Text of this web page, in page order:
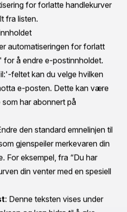
redigering av e-poster for
for forlatte handlekurver i
som kan forbedre e-
betydelig. Slik gjør du det:
Admin Panel
din: Gå til Shopify-
inn med legitimasjonene dine.
deretter velg
en automatisering
: Hvis du ikke har satt
automatisering' og velg